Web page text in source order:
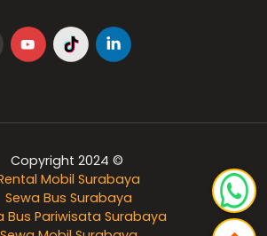
Copyright 2024 ©
Mobil Surabaya
Sewa Bus Surabaya
Bus Pariwisata Surabaya